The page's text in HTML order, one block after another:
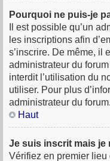
Pourquoi ne puis-je
Il est possible qu’un
les inscriptions afin
s’inscrire. De même, il
administrateur du
interdit l’utilisation du
utiliser. Pour plus
administrateur du forum.
Haut
Je suis inscrit mais je
Vérifiez en premier lieu